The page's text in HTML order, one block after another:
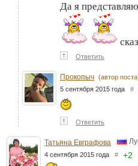
Да я
↑ Ответить
Прокопыч (автор
5 сентября 2015 года #
↑ Ответить
Татьяна Евграфова
4 сентября 2015 года # +2